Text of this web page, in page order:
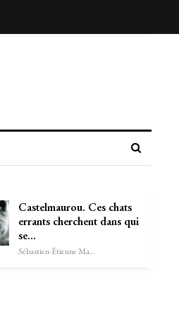
Castelmaurou. Ces chats
errants cherchent dans qui
se…
Sébastien-Étienne Marechal